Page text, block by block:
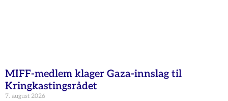
MIFF-medlem klager Gaza-innslag til
Kringkastingsrådet
7. august 2026